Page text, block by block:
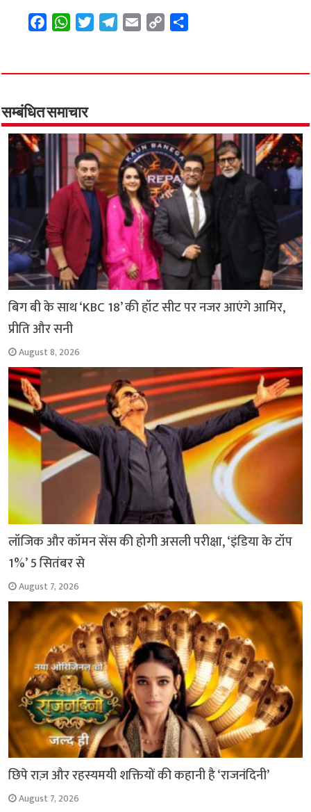
F
e
o
o
k
W
t
A
p
p
T
t
r
T
e
a
m
E
i
C
y
n
k
r
सम्बंधित समाचार
बिग बी के साथ ‘KBC 18’ की हॉट सीट पर नजर आएंगे आमिर,
प्रीति और सनी
August 8, 2026
लॉजिक और कॉमन सेंस की होगी असली परीक्षा, ‘इंडिया के टॉप
1%’ 5 सितंबर से
August 7, 2026
छिपे राज़ और रहस्यमयी शक्तियों की कहानी है ‘राजनंदिनी’
August 7, 2026